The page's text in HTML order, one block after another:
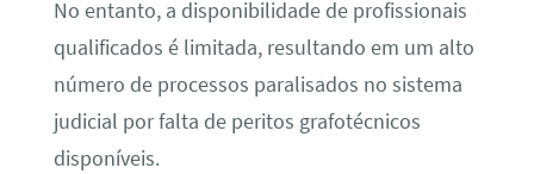
No entanto, a disponibilidade de profissionais
qualificados é limitada, resultando em um alto
número de processos paralisados no sistema
judicial por falta de peritos grafotécnicos
disponíveis.